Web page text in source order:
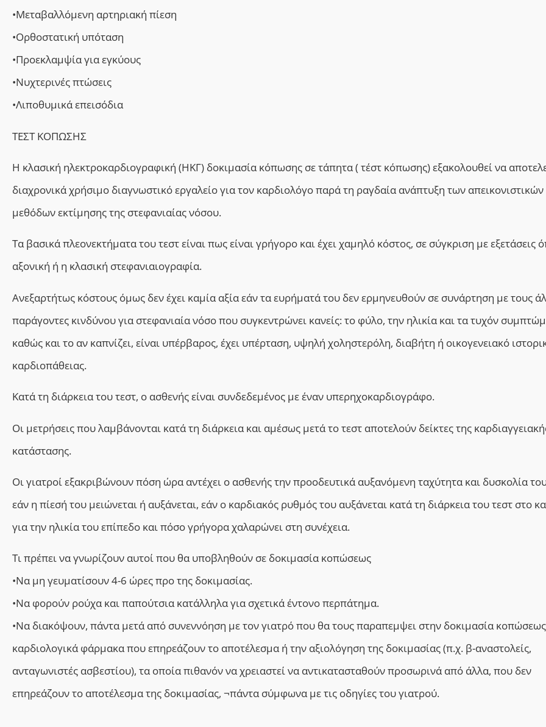
•Μεταβαλλόμενη αρτηριακή πίεση
•Ορθοστατική υπόταση
•Προεκλαμψία για εγκύους
•Νυχτερινές πτώσεις
•Λιποθυμικά επεισόδια
ΤΕΣΤ ΚΟΠΩΣΗΣ
Η κλασική ηλεκτροκαρδιογραφική (ΗΚΓ) δοκιμασία κόπωσης σε τάπητα ( τέστ κόπωσης) εξακολουθεί να
διαχρονικά χρήσιμο διαγνωστικό εργαλείο για τον καρδιολόγο παρά τη ραγδαία ανάπτυξη των απεικονιστικών
μεθόδων εκτίμησης της στεφανιαίας νόσου.
Τα βασικά πλεονεκτήματα του τεστ είναι πως είναι γρήγορο και έχει χαμηλό κόστος, σε σύγκριση με εξετάσεις
αξονική ή η κλασική στεφανιαιογραφία.
Ανεξαρτήτως κόστους όμως δεν έχει καμία αξία εάν τα ευρήματά του δεν ερμηνευθούν σε συνάρτηση με τους
παράγοντες κινδύνου για στεφανιαία νόσο που συγκεντρώνει κανείς: το φύλο, την ηλικία και τα τυχόν
καθώς και το αν καπνίζει, είναι υπέρβαρος, έχει υπέρταση, υψηλή χοληστερόλη, διαβήτη ή οικογενειακό
καρδιοπάθειας.
Κατά τη διάρκεια του τεστ, ο ασθενής είναι συνδεδεμένος με έναν υπερηχοκαρδιογράφο.
Οι μετρήσεις που λαμβάνονται κατά τη διάρκεια και αμέσως μετά το τεστ αποτελούν δείκτες της
κατάστασης.
Οι γιατροί εξακριβώνουν πόση ώρα αντέχει ο ασθενής την προοδευτικά αυξανόμενη ταχύτητα και δυσκολία
εάν η πίεσή του μειώνεται ή αυξάνεται, εάν ο καρδιακός ρυθμός του αυξάνεται κατά τη διάρκεια του τεστ στο
για την ηλικία του επίπεδο και πόσο γρήγορα χαλαρώνει στη συνέχεια.
Τι πρέπει να γνωρίζουν αυτοί που θα υποβληθούν σε δοκιμασία κοπώσεως
•Να μη γευματίσουν 4-6 ώρες προ της δοκιμασίας.
•Να φορούν ρούχα και παπούτσια κατάλληλα για σχετικά έντονο περπάτημα.
•Να διακόψουν, πάντα μετά από συνεννόηση με τον γιατρό που θα τους παραπεμψει στην δοκιμασία
καρδιολογικά φάρμακα που επηρεάζουν το αποτέλεσμα ή την αξιολόγηση της δοκιμασίας (π.χ. β-αναστολείς,
ανταγωνιστές ασβεστίου), τα οποία πιθανόν να χρειαστεί να αντικατασταθούν προσωρινά από άλλα, που δεν
επηρεάζουν το αποτέλεσμα της δοκιμασίας, ¬πάντα σύμφωνα με τις οδηγίες του γιατρού.